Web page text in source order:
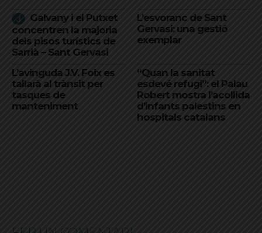
Galvany i el Putxet
concentren la majoria
dels pisos turístics de
Sarrià – Sant Gervasi
L’esvoranc de Sant
Gervasi: una gestió
exemplar
L’avinguda J.V. Foix es
tallarà al trànsit per
tasques de
manteniment
“Quan la sanitat
esdevé refugi”: el Palau
Robert mostra l’acollida
d’infants palestins en
hospitals catalans